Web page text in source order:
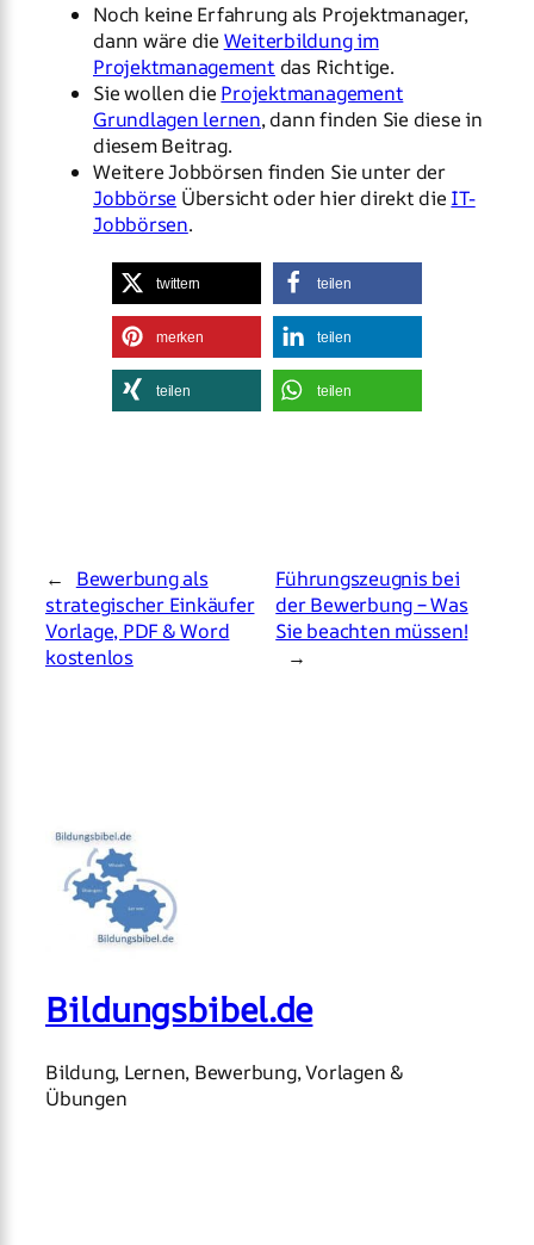
Noch keine Erfahrung als Projektmanager,
dann wäre die Weiterbildung im
Projektmanagement das Richtige.
Sie wollen die Projektmanagement
Grundlagen lernen, dann finden Sie diese in
diesem Beitrag.
Weitere Jobbörsen finden Sie unter der
Jobbörse Übersicht oder hier direkt die IT-
Jobbörsen.
twittern teilen
merken teilen
teilen teilen
←
Bewerbung als
strategischer Einkäufer
Vorlage, PDF & Word
kostenlos
Führungszeugnis bei
der Bewerbung – Was
Sie beachten müssen!
→
Bildungsbibel.de
Bildung, Lernen, Bewerbung, Vorlagen &
Übungen